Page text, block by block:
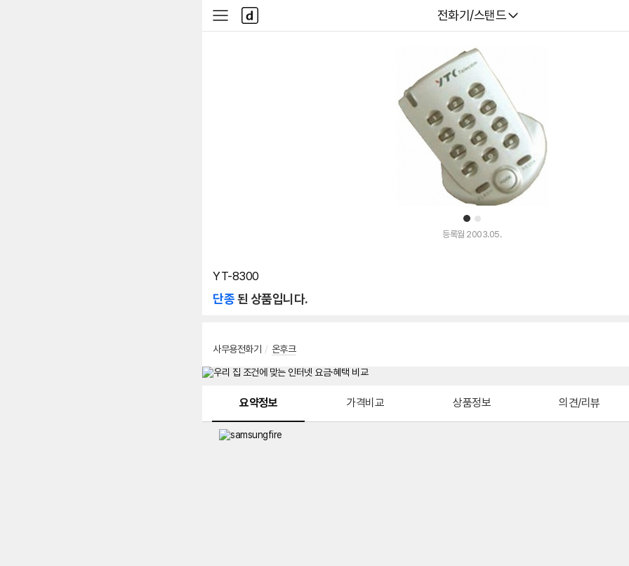
다나와
전화기/스탠드
사
이
다
나
와
1 2
등록월 2003.05.
YT-8300
단종된 상품입니다.
사무용전화기 / 온후크
요약정보 가격비교 상품정보 의견/리뷰